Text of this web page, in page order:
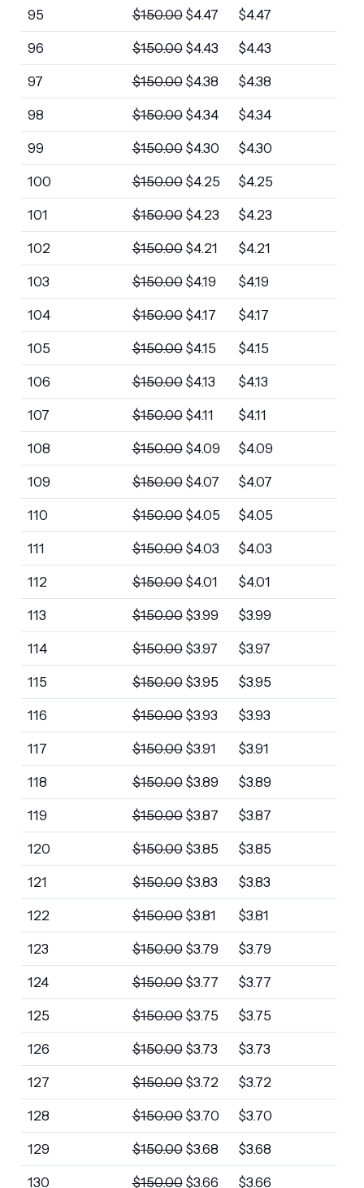
95 $150.00 $4.47 $4.47
96 $150.00 $4.43 $4.43
97 $150.00 $4.38 $4.38
98 $150.00 $4.34 $4.34
99 $150.00 $4.30 $4.30
100 $150.00 $4.25 $4.25
101 $150.00 $4.23 $4.23
102 $150.00 $4.21 $4.21
103 $150.00 $4.19 $4.19
104 $150.00 $4.17 $4.17
105 $150.00 $4.15 $4.15
106 $150.00 $4.13 $4.13
107 $150.00 $4.11 $4.11
108 $150.00 $4.09 $4.09
109 $150.00 $4.07 $4.07
110 $150.00 $4.05 $4.05
111 $150.00 $4.03 $4.03
112 $150.00 $4.01 $4.01
113 $150.00 $3.99 $3.99
114 $150.00 $3.97 $3.97
115 $150.00 $3.95 $3.95
116 $150.00 $3.93 $3.93
117 $150.00 $3.91 $3.91
118 $150.00 $3.89 $3.89
119 $150.00 $3.87 $3.87
120 $150.00 $3.85 $3.85
121 $150.00 $3.83 $3.83
122 $150.00 $3.81 $3.81
123 $150.00 $3.79 $3.79
124 $150.00 $3.77 $3.77
125 $150.00 $3.75 $3.75
126 $150.00 $3.73 $3.73
127 $150.00 $3.72 $3.72
128 $150.00 $3.70 $3.70
129 $150.00 $3.68 $3.68
130 $150.00 $3.66 $3.66